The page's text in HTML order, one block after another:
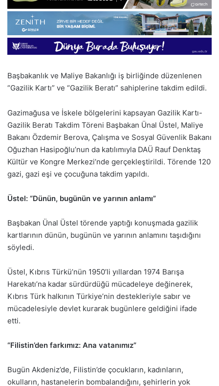
Başbakanlık ve Maliye Bakanlığı iş birliğinde düzenlenen
“Gazilik Kartı” ve “Gazilik Beratı” sahiplerine takdim edildi.
Gazimağusa ve İskele bölgelerini kapsayan Gazilik Kartı-
Gazilik Beratı Takdim Töreni Başbakan Ünal Üstel, Maliye
Bakanı Özdemir Berova, Çalışma ve Sosyal Güvenlik Bakanı
Oğuzhan Hasipoğlu’nun da katılımıyla DAÜ Rauf Denktaş
Kültür ve Kongre Merkezi’nde gerçekleştirildi. Törende 120
gazi, gazi eşi ve çocuğuna takdim yapıldı.
Üstel: “Dünün, bugünün ve yarının anlamı”
Başbakan Ünal Üstel törende yaptığı konuşmada gazilik
kartlarının dünün, bugünün ve yarının anlamını taşıdığını
söyledi.
Üstel, Kıbrıs Türkü’nün 1950’li yıllardan 1974 Barışa
Harekatı’na kadar sürdürdüğü mücadeleye değinerek,
Kıbrıs Türk halkının Türkiye’nin destekleriyle sabır ve
mücadelesiyle devlet kurarak bugünlere geldiğini ifade
etti.
“Filistin’den farkımız: Ana vatanımız”
Bugün Akdeniz’de, Filistin’de çocukların, kadınların,
okulların, hastanelerin bombalandığını, şehirlerin yok